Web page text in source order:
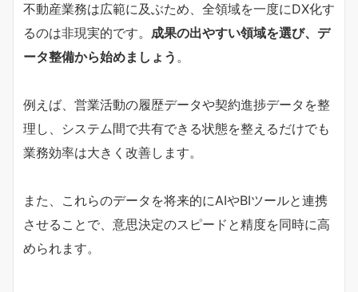
不動産業務は広範に及ぶため、全領域を一度にDX化す
るのは非現実的です。 成果の出やすい領域を選び、デ
ータ整備から始めましょう 。
例えば、営業活動の履歴データや契約進捗データを整
理し、システム間で共有できる状態を整えるだけでも
業務効率は大きく改善します。
また、これらのデータを将来的にAIやBIツールと連携
させることで、意思決定のスピードと精度を同時に高
められます。